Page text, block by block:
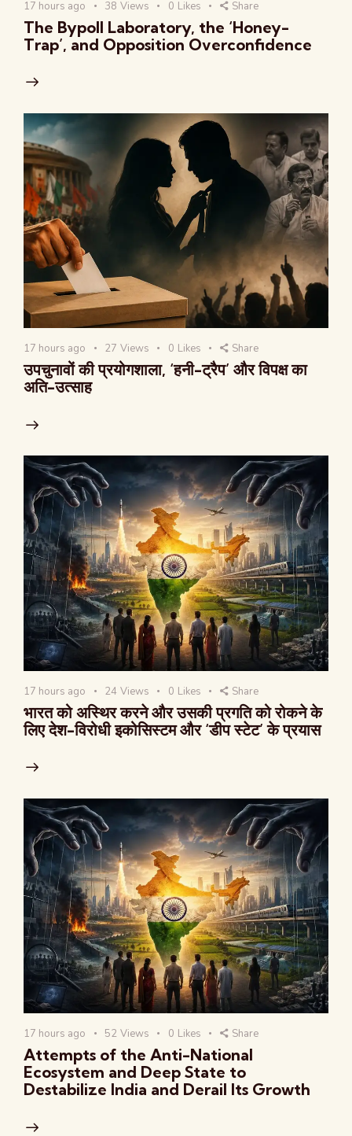
17 hours ago 38 Views 0 Likes Share
The Bypoll Laboratory, the ‘Honey-
Trap’, and Opposition Overconfidence
17 hours ago 27 Views 0 Likes Share
उपचुनावों की प्रयोगशाला, ‘हनी-ट्रैप’ और विपक्ष का
अति-उत्साह
17 hours ago 24 Views 0 Likes Share
भारत को अस्थिर करने और उसकी प्रगति को रोकने के
लिए देश-विरोधी इकोसिस्टम और ‘डीप स्टेट’ के प्रयास
17 hours ago 52 Views 0 Likes Share
Attempts of the Anti-National
Ecosystem and Deep State to
Destabilize India and Derail Its Growth